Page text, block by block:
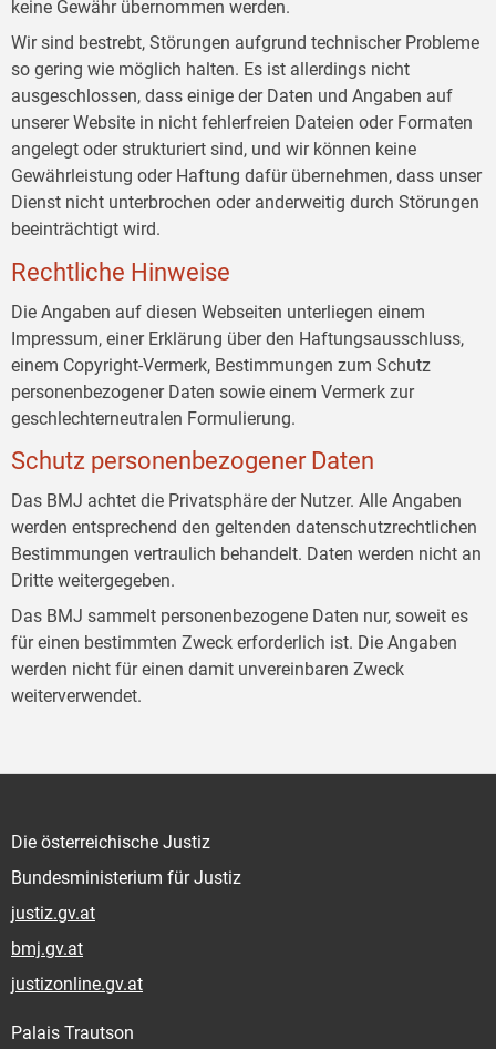
keine Gewähr übernommen werden.
Wir sind bestrebt, Störungen aufgrund technischer Probleme
so gering wie möglich halten. Es ist allerdings nicht
ausgeschlossen, dass einige der Daten und Angaben auf
unserer Website in nicht fehlerfreien Dateien oder Formaten
angelegt oder strukturiert sind, und wir können keine
Gewährleistung oder Haftung dafür übernehmen, dass unser
Dienst nicht unterbrochen oder anderweitig durch Störungen
beeinträchtigt wird.
Rechtliche Hinweise
Die Angaben auf diesen Webseiten unterliegen einem
Impressum, einer Erklärung über den Haftungsausschluss,
einem Copyright-Vermerk, Bestimmungen zum Schutz
personenbezogener Daten sowie einem Vermerk zur
geschlechterneutralen Formulierung.
Schutz personenbezogener Daten
Das BMJ achtet die Privatsphäre der Nutzer. Alle Angaben
werden entsprechend den geltenden datenschutzrechtlichen
Bestimmungen vertraulich behandelt. Daten werden nicht an
Dritte weitergegeben.
Das BMJ sammelt personenbezogene Daten nur, soweit es
für einen bestimmten Zweck erforderlich ist. Die Angaben
werden nicht für einen damit unvereinbaren Zweck
weiterverwendet.
Die österreichische Justiz
Bundesministerium für Justiz
justiz.gv.at
bmj.gv.at
justizonline.gv.at
Palais Trautson